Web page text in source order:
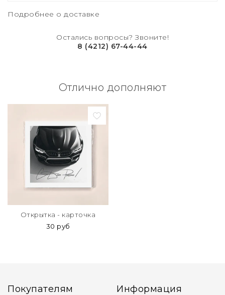
Подробнее о доставке
Остались вопросы? Звоните!
8 (4212) 67-44-44
Отлично дополняют
Открытка - карточка
30 руб
Покупателям Информация